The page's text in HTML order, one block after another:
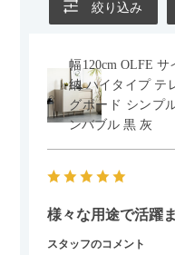
絞り込み
幅120cm OLFE
納 ハイタイプ テ
グボード シンプ
ンバブル 黒 灰
様々な用途で活躍
スタッフのコメント